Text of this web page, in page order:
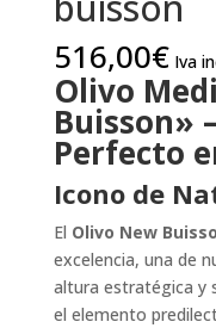
516,00€ Iva
Olivo
Buisson»
Perfecto
Icono de
El Olivo New
excelencia, una de
altura estratégica y
el elemento